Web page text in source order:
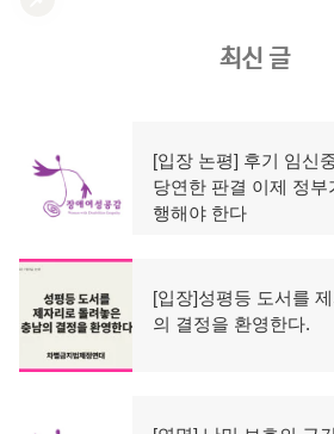
최신 글
[입장 논평] 후기 임신
당연한 판결 이제 정
행해야 한다
[입장]성평등 도서를
의 결정을 환영한다.